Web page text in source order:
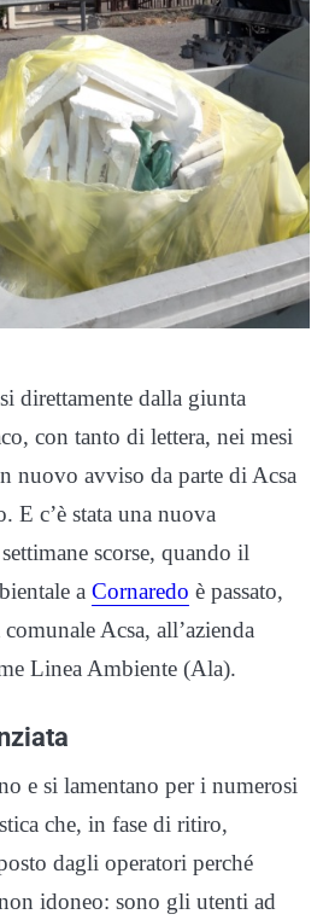
direttamente dalla giunta
con tanto di lettera, nei mesi
nuovo avviso da parte di Acsa
E c’è stata una nuova
scorse, quando il
a Cornaredo è passato,
Acsa, all’azienda
Linea Ambiente (Ala).
e si lamentano per i numerosi
che, in fase di ritiro,
dagli operatori perché
idoneo: sono gli utenti ad